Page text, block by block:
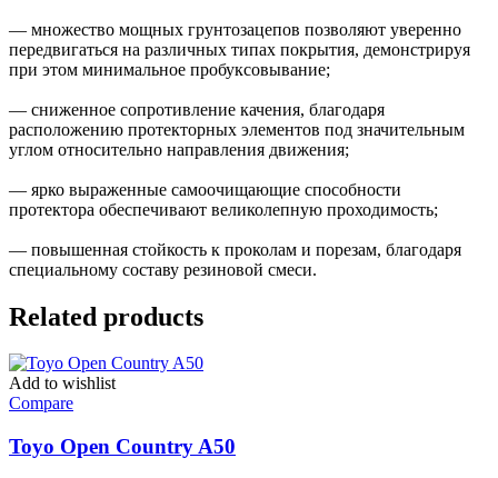
— множество мощных грунтозацепов позволяют уверенно
передвигаться на различных типах покрытия, демонстрируя
при этом минимальное пробуксовывание;
— сниженное сопротивление качения, благодаря
расположению протекторных элементов под значительным
углом относительно направления движения;
— ярко выраженные самоочищающие способности
протектора обеспечивают великолепную проходимость;
— повышенная стойкость к проколам и порезам, благодаря
специальному составу резиновой смеси.
Related products
Add to wishlist
Compare
Toyo Open Country A50